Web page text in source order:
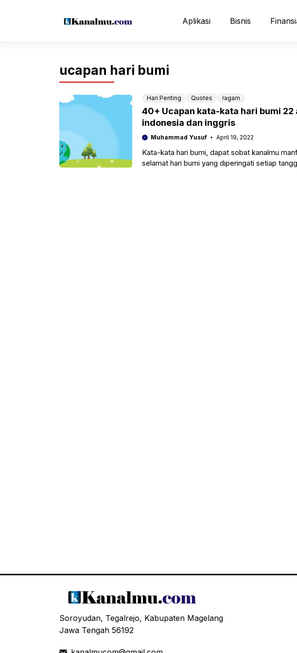
Aplikasi Bisnis
ucapan hari bumi
Hari Penting Quotes ragam
40+ Ucapan kata-kata hari bumi 22
indonesia dan inggris
Muhammad Yusuf April 19, 2022
Kata-kata hari bumi, dapat sobat kanalmu
selamat hari bumi yang diperingati setiap
Soroyudan, Tegalrejo, Kabupaten Magelang
Jawa Tengah 56192